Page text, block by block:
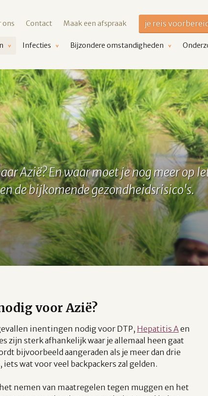
ons Contact Maak een afspraak je reis
Infecties Bijzondere omstandigheden
Azië? En waar moet je nog meer op
de bijkomende gezondheidsrisico's.
voor Azië?
inentingen nodig voor DTP, Hepatitis Aen
zijn sterk afhankelijk waar je allemaal heen gaat
bijvoorbeeld aangeraden als je meer dan drie
wat voor veel backpackers zal gelden.
nemen van maatregelen tegen muggen en het